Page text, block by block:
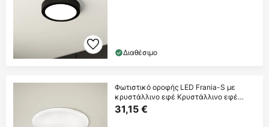
Διαθέσιμο
Φωτιστικό οροφής LED Frania-S με
κρυστάλλινο εφέ Κρυστάλλινο εφέ
Ø33cm
31,15 €